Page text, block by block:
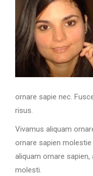
ornare sapie nec.
risus.
Vivamus aliquam
ornare sapien
aliquam ornare
molesti.